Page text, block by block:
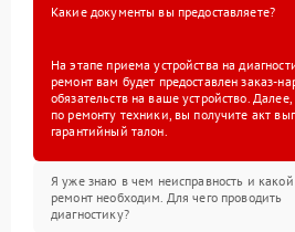
Какие документы вы предоставляете?
На этапе приема устройства на
ремонт вам будет предоставлен заказ-
обязательств на ваше устройство.
по ремонту техники, вы получите акт
гарантийный талон.
Я уже знаю в чем неисправность и какой
ремонт необходим. Для чего проводить
диагностику?